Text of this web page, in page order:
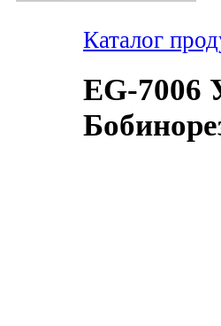
Каталог
EG-7006